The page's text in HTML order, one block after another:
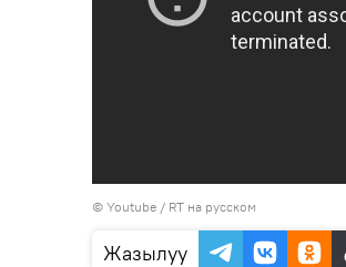
© Youtube / RT на русском
Жазылуу